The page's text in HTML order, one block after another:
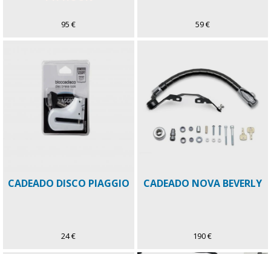
95 € 59 €
CADEADO DISCO PIAGGIO
24 €
CADEADO NOVA BEVERLY
190 €